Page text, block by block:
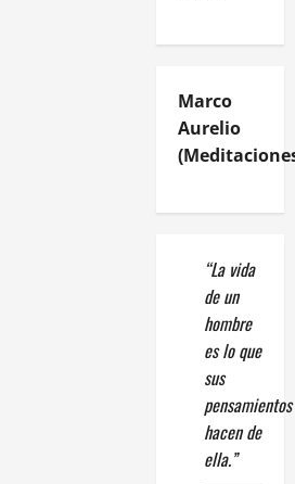
Marco
Aurelio
“La vida
de un
hombre
es lo que
sus
pensamientos
hacen de
ella.”